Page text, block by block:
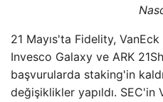
21 Mayıs'ta Fidelity,
Invesco Galaxy ve ARK
başvurularda staking'in
değişiklikler yapıldı.